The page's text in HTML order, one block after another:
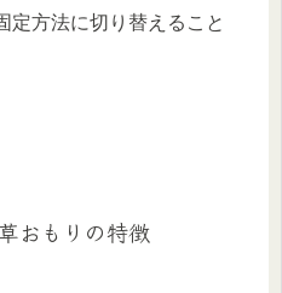
定方法に切り替えること
おもりの特徴